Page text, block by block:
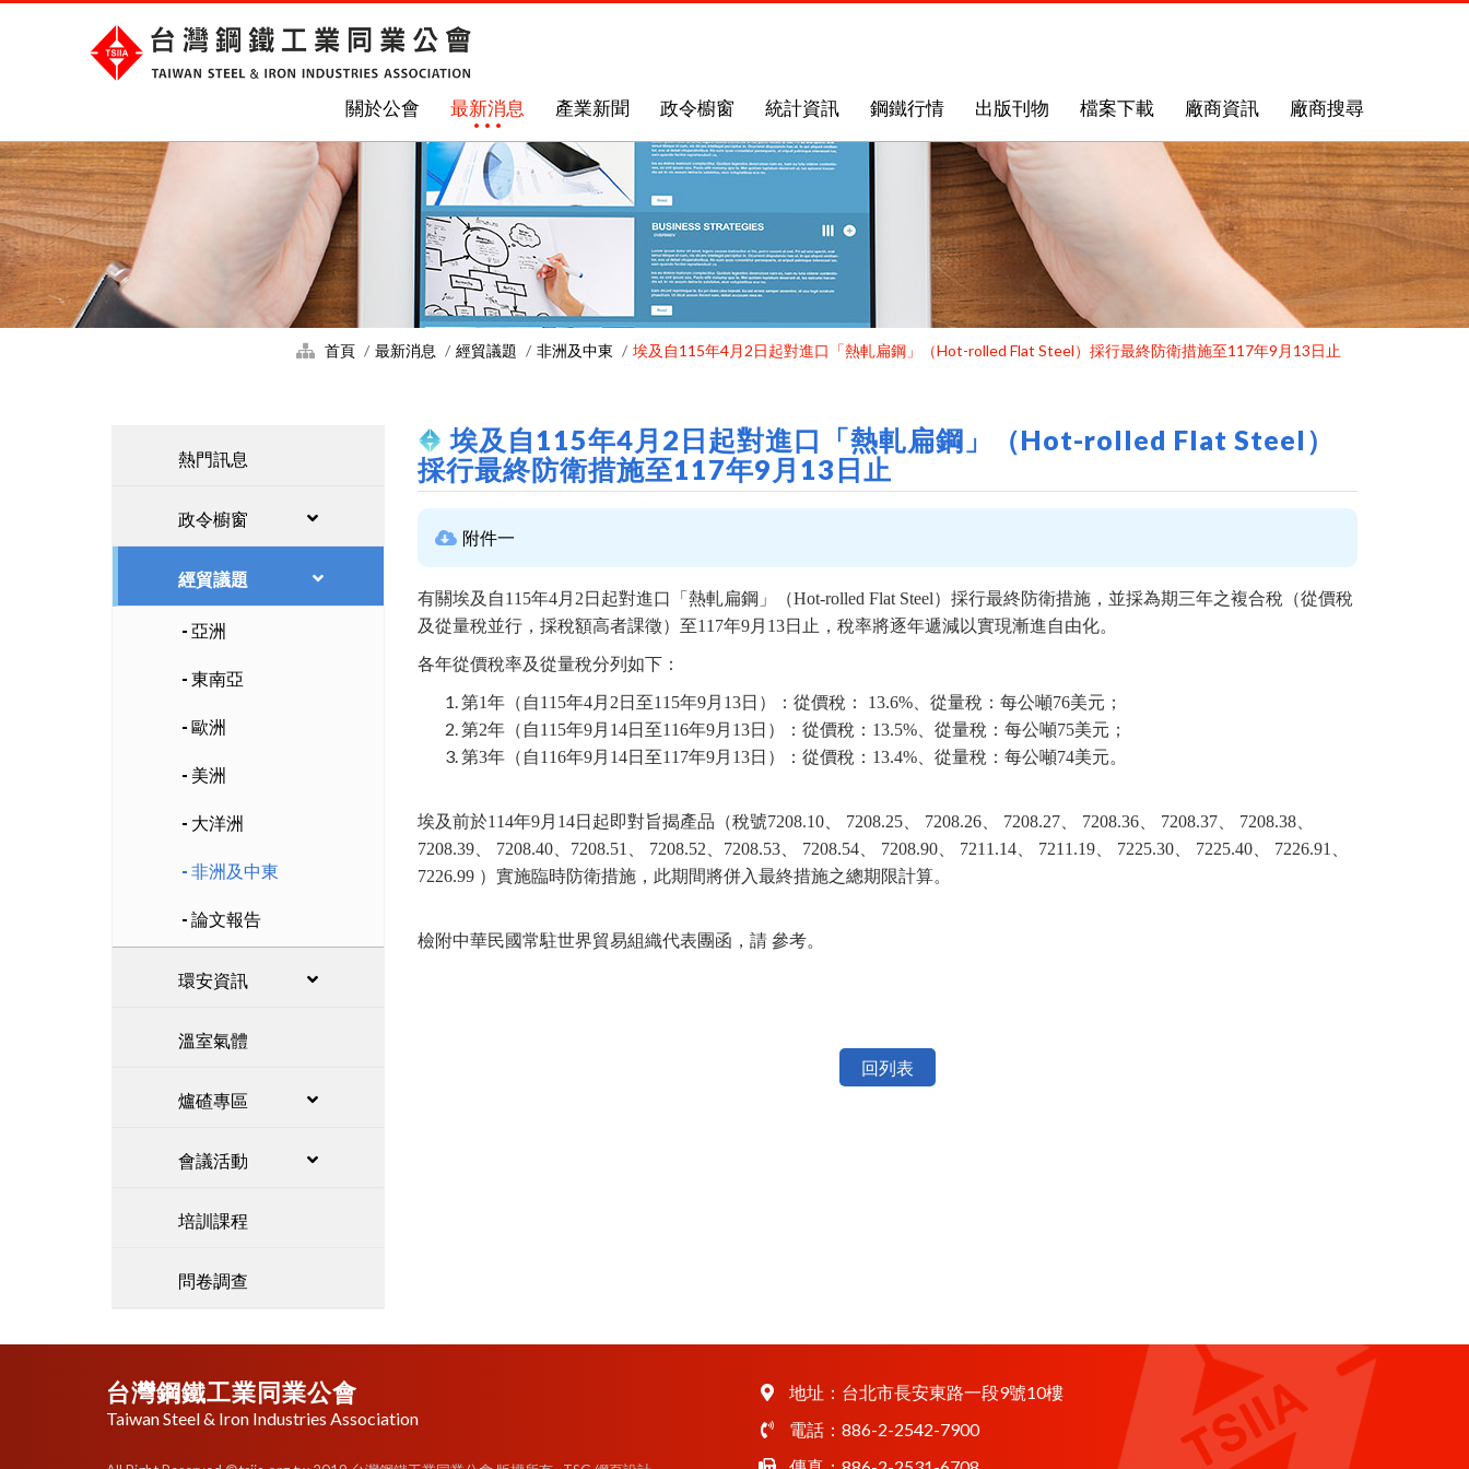
關於公會 最新消息 產業新聞 政令櫥窗 統計資訊 鋼鐵行情 出版刊物 檔案下載 廠商資訊 廠商搜尋
首頁 最新消息 經貿議題 非洲及中東 埃及自115年4月2日起對進口「熱軋扁鋼」（Hot-rolled Flat Steel）採行最終防衛措施至117年9月13日止
熱門訊息
政令櫥窗
經貿議題
亞洲
東南亞
歐洲
美洲
大洋洲
非洲及中東
論文報告
環安資訊
溫室氣體
爐碴專區
會議活動
培訓課程
問卷調查
埃及自115年4月2日起對進口「熱軋扁鋼」（Hot-rolled Flat Steel）
採行最終防衛措施至117年9月13日止
附件一
有關埃及自115年4月2日起對進口「熱軋扁鋼」（Hot-rolled Flat Steel）採行最終防衛措施，並採為期三年之複合稅（從價稅
及從量稅並行，採稅額高者課徵）至117年9月13日止，稅率將逐年遞減以實現漸進自由化。
各年從價稅率及從量稅分列如下：
第1年（自115年4月2日至115年9月13日）：從價稅： 13.6%、從量稅：每公噸76美元；
第2年（自115年9月14日至116年9月13日）：從價稅：13.5%、從量稅：每公噸75美元；
第3年（自116年9月14日至117年9月13日）：從價稅：13.4%、從量稅：每公噸74美元。
埃及前於114年9月14日起即對旨揭產品（稅號7208.10、 7208.25、 7208.26、 7208.27、 7208.36、 7208.37、 7208.38、
7208.39、 7208.40、7208.51、 7208.52、7208.53、 7208.54、 7208.90、 7211.14、 7211.19、 7225.30、 7225.40、 7226.91、
7226.99 ）實施臨時防衛措施，此期間將併入最終措施之總期限計算。
檢附中華民國常駐世界貿易組織代表團函，請 參考。
回列表
台灣鋼鐵工業同業公會
Taiwan Steel & Iron Industries Association
地址： 台北市長安東路一段9號10樓
電話： 886-2-2542-7900